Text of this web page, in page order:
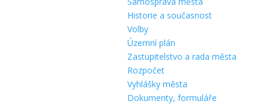
Historie a současnost
Volby
Územní plán
Zastupitelstvo a rada města
Rozpočet
Vyhlášky města
Dokumenty, formuláře